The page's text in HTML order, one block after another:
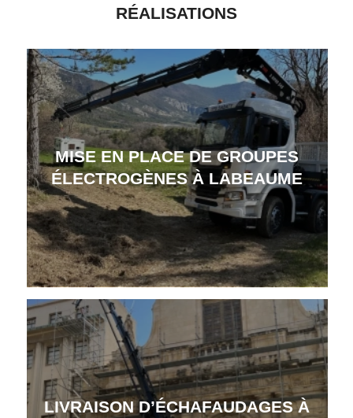
RÉALISATIONS
MISE EN PLACE DE GROUPES
ÉLECTROGÈNES À LABEAUME
LIVRAISON D’ÉCHAFAUDAGES À